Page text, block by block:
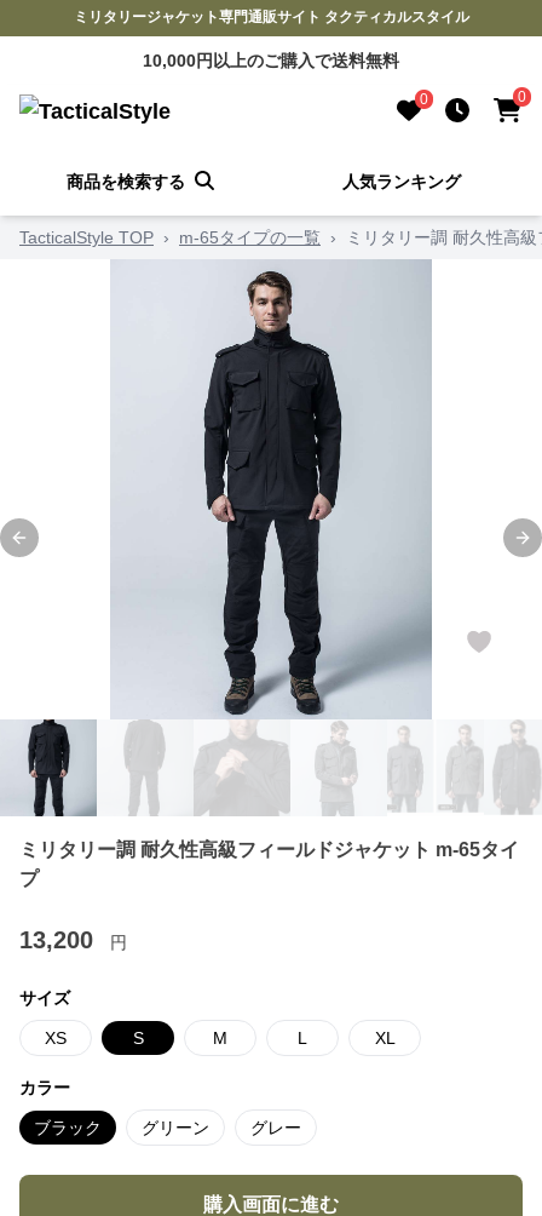
ミリタリージャケット専門通販サイト タクティカルスタイル
10,000円以上のご購入で送料無料
0 0
商品を検索する 人気ランキング
TacticalStyle TOP › m-65タイプの一覧 › ミリタリー調 耐久性高
Previous slide
ミリタリー調 耐久性高級フィールドジャケット m-65タイ
プ
13,200 円
サイズ
XS S M L XL
カラー
ブラック グリーン グレー
購入画面に進む